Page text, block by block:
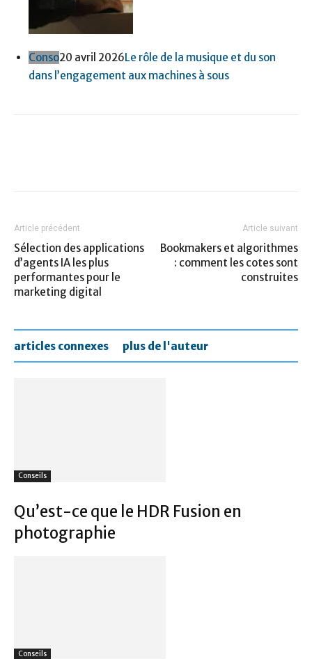
Conso20 avril 2026Le rôle de la musique et du son
dans l’engagement aux machines à sous
Article précédent
Sélection des applications
d’agents IA les plus
performantes pour le
marketing digital
Article suivant
Bookmakers et algorithmes
: comment les cotes sont
construites
articles connexes plus de l'auteur
Conseils
Qu’est-ce que le HDR Fusion en
photographie
Conseils